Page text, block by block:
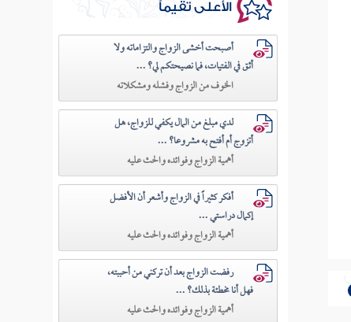
الأعلى تقيماً
أصبحت أخشى الزواج والتزاماته ولا
أثق في الفتيات، فما نصيحتكم لي؟ ...
الخوف من الزواج وفشله ومشكلاته
لدي مبلغ من المال يكفي للزواج، هل
أتزوج أم أفتح به مشروعا؟ ...
أهمية الزواج وفوائده والحث عليه
أفكر كثيراً في الزواج وأشعر أن الأفضل
إكمال دراستي ...
أهمية الزواج وفوائده والحث عليه
رفضت الزواج بعد أن تركني من أحببته،
فهل أنا مخطئة بذلك؟ ...
أهمية الزواج وفوائده والحث عليه